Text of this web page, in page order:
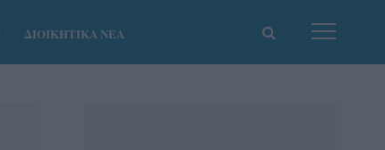
ΔΙΟΙΚΗΤΙΚΑ ΝΕΑ